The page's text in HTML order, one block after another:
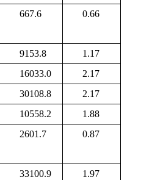
667.6 0.66
9153.8
1.17
16033.0
2.17
30108.8
2.17
10558.2
1.88
2601.7 0.87
33100.9 1.97